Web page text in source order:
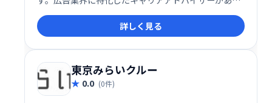
たに合った求人をご提案し、面接対策や履歴書の添削
をサポートします。
詳しく見る
東京みらいクルー
0.0 (0件)